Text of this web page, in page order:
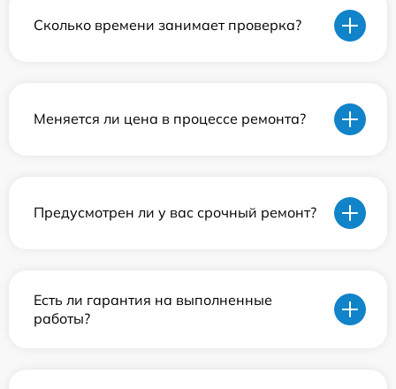
Сколько времени занимает проверка?
Меняется ли цена в процессе ремонта?
Предусмотрен ли у вас срочный ремонт?
Есть ли гарантия на выполненные
работы?